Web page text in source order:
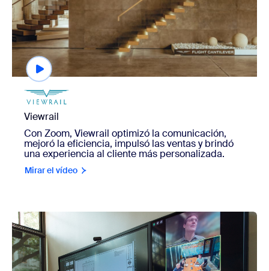
Viewrail
Con Zoom, Viewrail optimizó la comunicación,
mejoró la eficiencia, impulsó las ventas y brindó
una experiencia al cliente más personalizada.
Mirar el vídeo
view Lake|Flato Architects